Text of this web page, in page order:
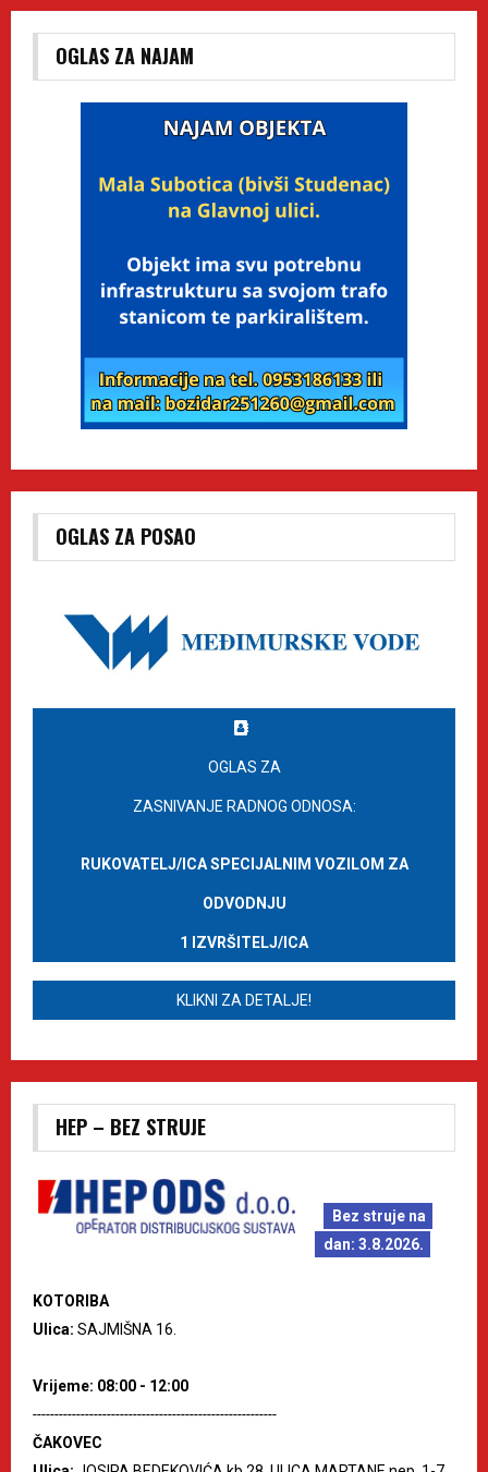
OGLAS ZA NAJAM
OGLAS ZA POSAO
OGLAS ZA
ZASNIVANJE RADNOG ODNOSA:
RUKOVATELJ/ICA SPECIJALNIM VOZILOM ZA
ODVODNJU
1 IZVRŠITELJ/ICA
KLIKNI ZA DETALJE!
HEP – BEZ STRUJE
Bez struje na
dan: 3.8.2026.
KOTORIBA
Ulica: SAJMIŠNA 16.
Vrijeme: 08:00 - 12:00
--------------------------------------------------------
ČAKOVEC